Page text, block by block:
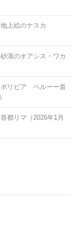
上絵のナスカ
漠のオアシス・ワカ
リビア ペルーー首
都リマ（2026年1月